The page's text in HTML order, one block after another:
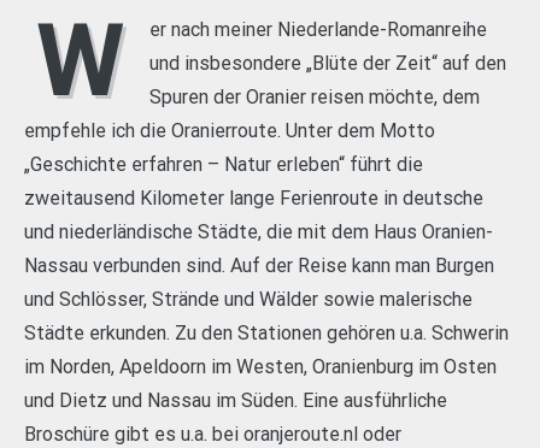
W
er nach meiner Niederlande-Romanreihe
und insbesondere „Blüte der Zeit“ auf den
Spuren der Oranier reisen möchte, dem
empfehle ich die Oranierroute. Unter dem Motto
„Geschichte erfahren – Natur erleben“ führt die
zweitausend Kilometer lange Ferienroute in deutsche
und niederländische Städte, die mit dem Haus Oranien-
Nassau verbunden sind. Auf der Reise kann man Burgen
und Schlösser, Strände und Wälder sowie malerische
Städte erkunden. Zu den Stationen gehören u.a. Schwerin
im Norden, Apeldoorn im Westen, Oranienburg im Osten
und Dietz und Nassau im Süden. Eine ausführliche
Broschüre gibt es u.a. bei oranjeroute.nl oder